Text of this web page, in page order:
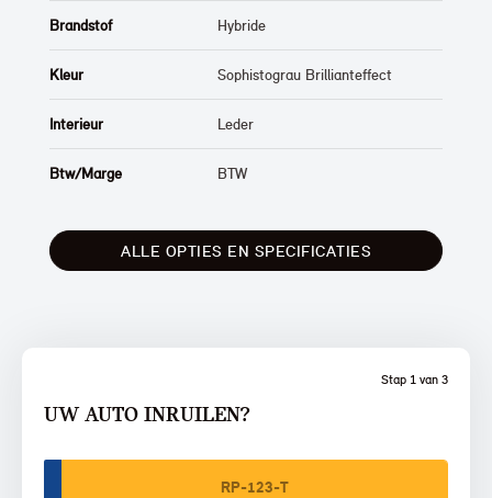
Stap 1 van 3
UW AUTO INRUILEN?
Brandstof Hybride
Kleur Sophistograu Brillianteffect
Interieur Leder
Btw/Marge BTW
ALLE OPTIES EN SPECIFICATIES